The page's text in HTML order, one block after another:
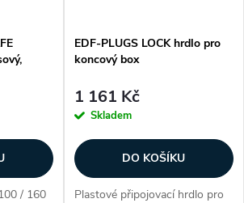
/ 160
EDF-PLUGS LOCK hrdlo pro
koncový box
1 161 Kč
Skladem
DO KOŠÍKU
Plastové připojovací hrdlo pro